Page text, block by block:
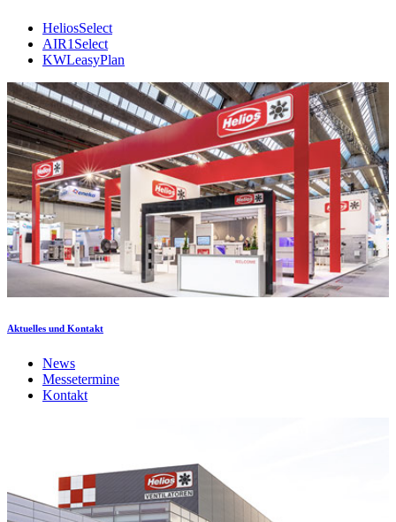
HeliosSelect
AIR1Select
KWLeasyPlan
Aktuelles und Kontakt
News
Messetermine
Kontakt